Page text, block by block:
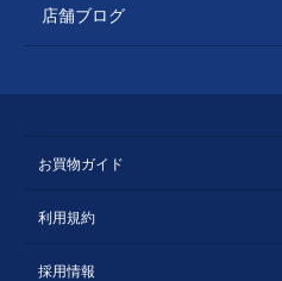
店舗ブログ
お買物ガイド
利用規約
採用情報